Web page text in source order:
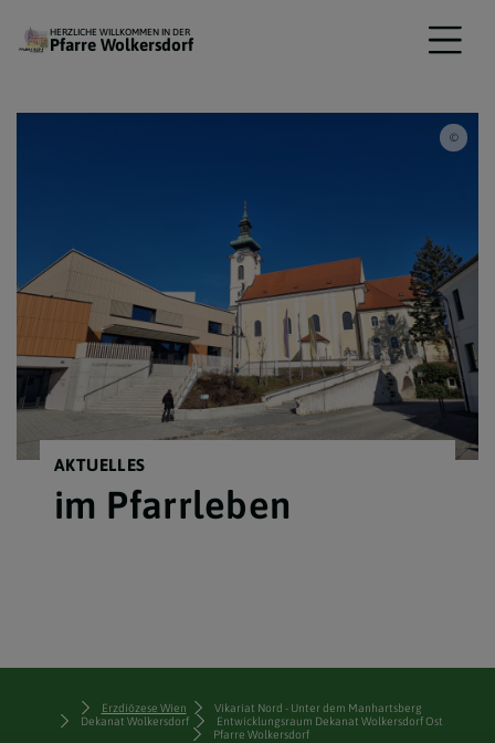
HERZLICHE WILLKOMMEN IN DER
Pfarre Wolkersdorf
AKTUELLES
im Pfarrleben
Erzdiözese Wien
Vikariat Nord - Unter dem Manhartsberg
Dekanat Wolkersdorf
Entwicklungsraum Dekanat Wolkersdorf Ost
Pfarre Wolkersdorf